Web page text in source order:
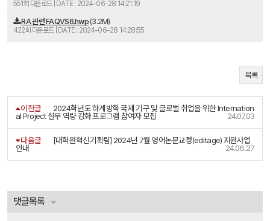
551회 다운로드 | DATE : 2024-06-28 14:21:19
RA 관련 FAQVS6.hwp(3.2M)
422회 다운로드 | DATE : 2024-06-28 14:28:55
목록
이전글
2024학년도 하계방학 국제 기구 및 글로벌 취업을 위한 Internation
al Project 실무 역량 강화 프로그램 참여자 모집
24.07.03
다음글
[대학원혁신기획팀] 2024년 7월 영어논문교정(editage) 지원사업
안내
24.06.27
댓글목록